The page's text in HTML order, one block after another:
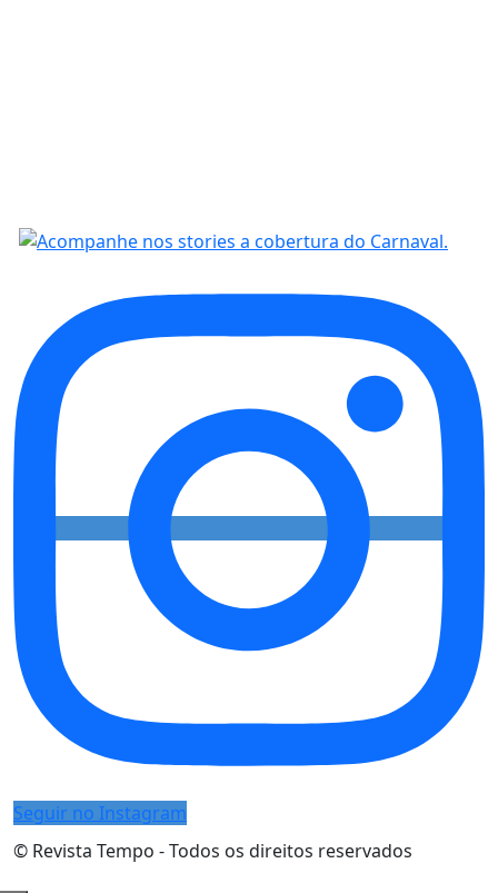
Seguir no Instagram
© Revista Tempo - Todos os direitos reservados